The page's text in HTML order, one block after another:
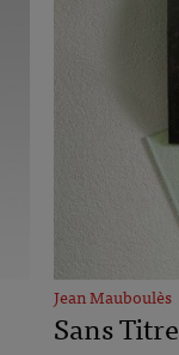
Jean Mauboulès
Sans Titre